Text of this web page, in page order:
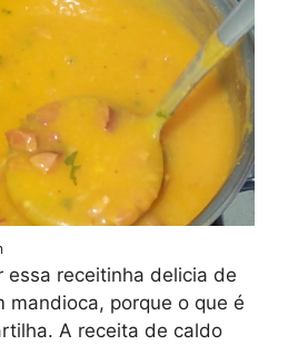
essa receitinha delicia de
mandioca, porque o que é
A receita de caldo